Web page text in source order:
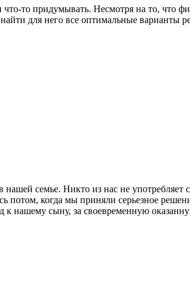
то придумывать. Несмотря на то, что
для него все оптимальные
семье. Никто из нас не
потом, когда мы приняли серьезное
к нашему сыну, за своевременную